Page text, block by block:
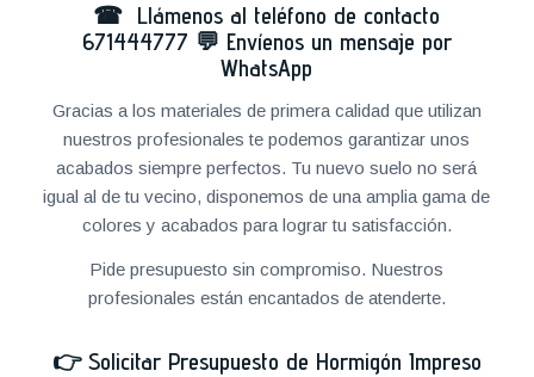
☎ Llámenos al teléfono de contacto
671444777 💬 Envíenos un mensaje por
WhatsApp
Gracias a los materiales de primera calidad que utilizan
nuestros profesionales te podemos garantizar unos
acabados siempre perfectos. Tu nuevo suelo no será
igual al de tu vecino, disponemos de una amplia gama de
colores y acabados para lograr tu satisfacción.
Pide presupuesto sin compromiso. Nuestros
profesionales están encantados de atenderte.
👉 Solicitar Presupuesto de Hormigón Impreso